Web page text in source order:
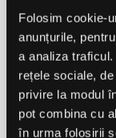
Folosim cookie-
anunțurile,
a analiza
rețele sociale,
privire la modul
pot combina cu
în urma folosirii
acid
Colagenul
Colagenul
Colagenul
pielii